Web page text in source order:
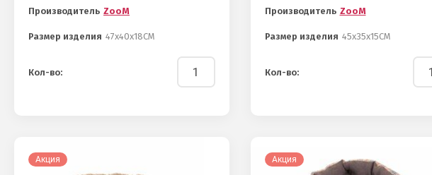
Производитель ZooM
Размер изделия 47х40х18СМ
Кол-во:
Производитель ZooM
Размер изделия 45х35х15СМ
Кол-во:
Акция Акция